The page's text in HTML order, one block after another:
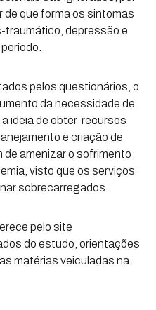
que forma os sintomas
depressão e
pelos questionários, o
da necessidade de
ideia de obter recursos
e criação de
amenizar o sofrimento
visto que os serviços
sobrecarregados.
pelo site
do estudo, orientações
matérias veiculadas na